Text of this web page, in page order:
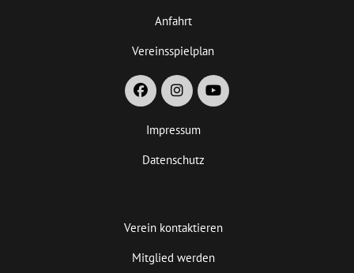
Anfahrt
Vereinsspielplan
Impressum
Datenschutz
Verein kontaktieren
Mitglied werden